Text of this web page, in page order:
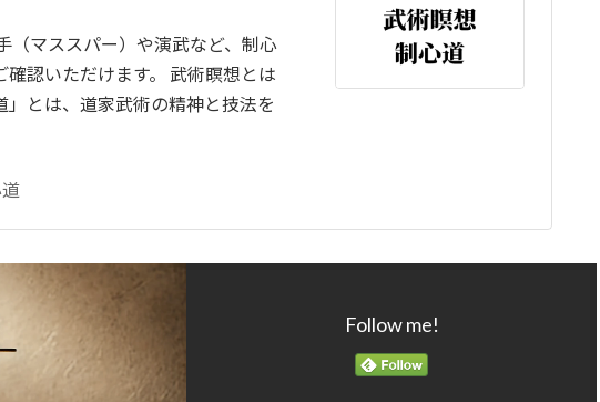
（マススパー）や演武など、制心
認いただけます。 武術瞑想とは
」とは、道家武術の精神と技法を
Follow me!